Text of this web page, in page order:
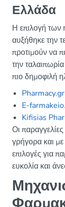
Ελλάδα
Η επιλογή των
αυξήθηκε την
προτιμούν να
την
πιο δημοφιλή
Pharmacy.gr
E-
Kifisias
Οι
γρήγορα και
επιλογές για
ευκολία και